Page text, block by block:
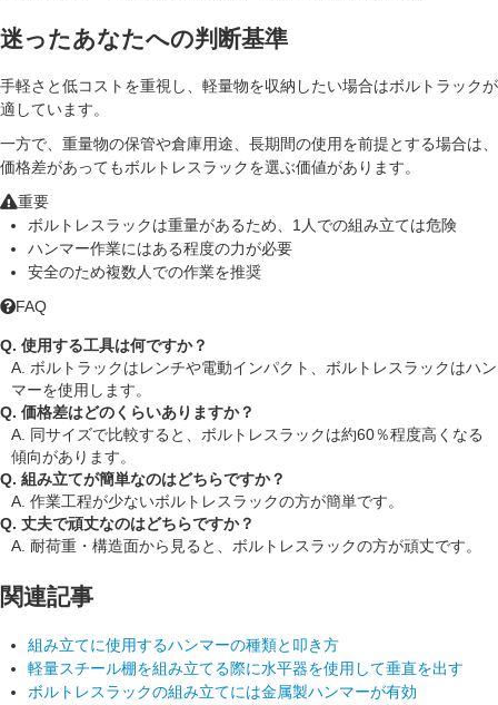
迷ったあなたへの判断基準
手軽さと低コストを重視し、軽量物を収納したい場合はボルトラックが
適しています。
一方で、重量物の保管や倉庫用途、長期間の使用を前提とする場合は、
価格差があってもボルトレスラックを選ぶ価値があります。
重要
ボルトレスラックは重量があるため、1人での組み立ては危険
ハンマー作業にはある程度の力が必要
安全のため複数人での作業を推奨
FAQ
Q. 使用する工具は何ですか？
A. ボルトラックはレンチや電動インパクト、ボルトレスラックはハン
マーを使用します。
Q. 価格差はどのくらいありますか？
A. 同サイズで比較すると、ボルトレスラックは約60％程度高くなる
傾向があります。
Q. 組み立てが簡単なのはどちらですか？
A. 作業工程が少ないボルトレスラックの方が簡単です。
Q. 丈夫で頑丈なのはどちらですか？
A. 耐荷重・構造面から見ると、ボルトレスラックの方が頑丈です。
関連記事
組み立てに使用するハンマーの種類と叩き方
軽量スチール棚を組み立てる際に水平器を使用して垂直を出す
ボルトレスラックの組み立てには金属製ハンマーが有効